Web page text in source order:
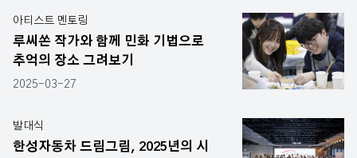
아티스트 멘토링
루씨쏜 작가와 함께 민화 기법으로
추억의 장소 그려보기
2025-03-27
발대식
한성자동차 드림그림, 2025년의 시